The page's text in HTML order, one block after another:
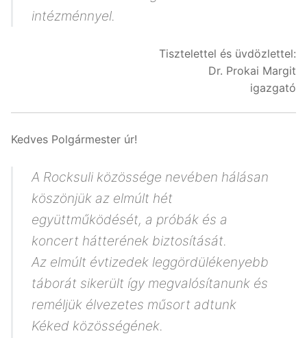
intézménnyel.
Tisztelettel és üvdözlettel:
Dr. Prokai Margit
igazgató
Kedves Polgármester úr!
A Rocksuli közössége nevében hálásan
köszönjük az elmúlt hét
együttműködését, a próbák és a
koncert hátterének biztosítását.
Az elmúlt évtizedek leggördülékenyebb
táborát sikerült így megvalósítanunk és
reméljük élvezetes műsort adtunk
Kéked közösségének.